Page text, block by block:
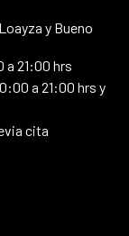
y Bueno
a 21:00 hrs
a 21:00 hrs y
cita